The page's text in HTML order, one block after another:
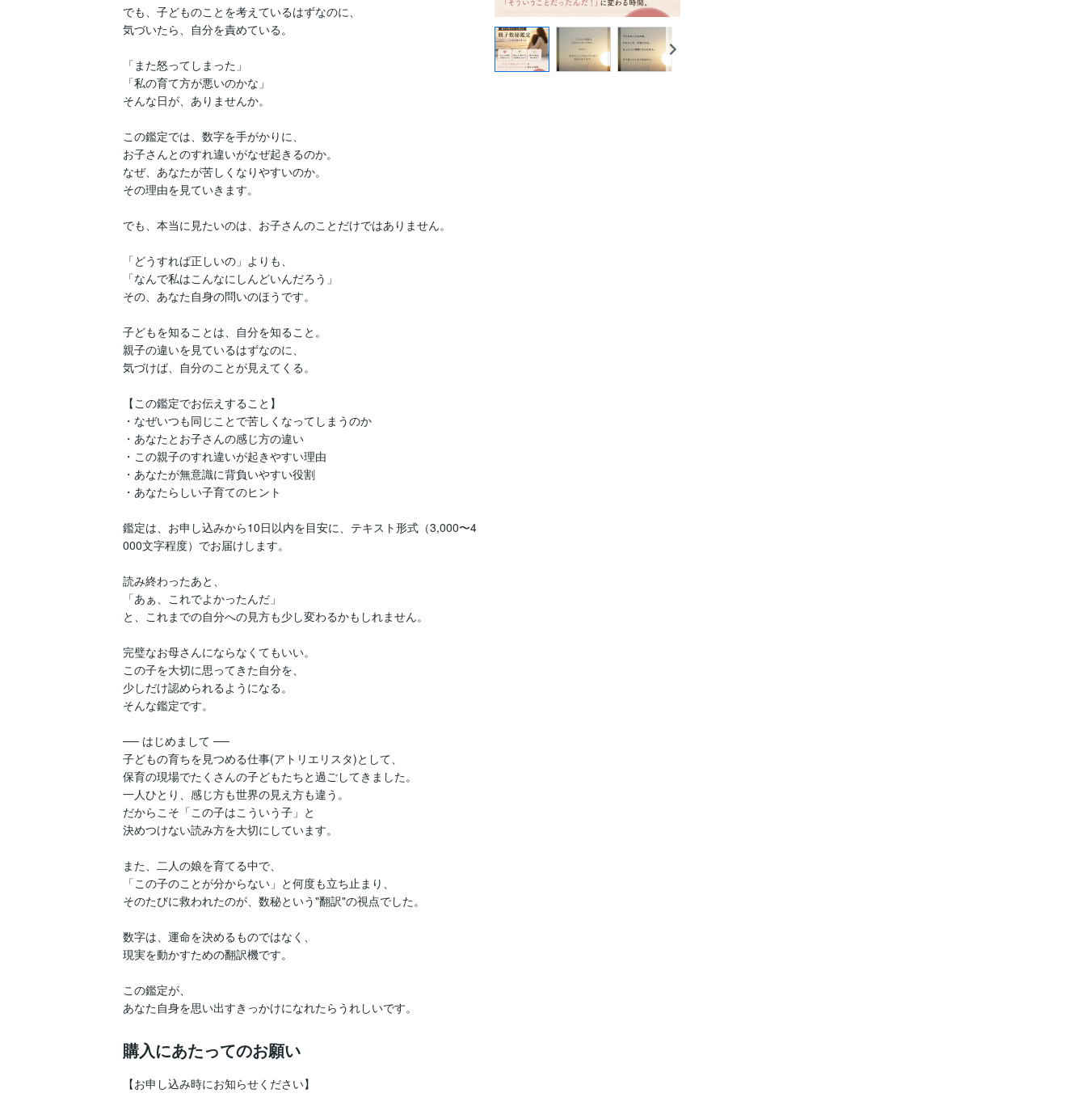
でも、子どものことを考えているはずなのに、
気づいたら、自分を責めている。
「また怒ってしまった」
「私の育て方が悪いのかな」
そんな日が、ありませんか。
この鑑定では、数字を手がかりに、
お子さんとのすれ違いがなぜ起きるのか。
なぜ、あなたが苦しくなりやすいのか。
その理由を見ていきます。
でも、本当に見たいのは、お子さんのことだけではありません。
「どうすれば正しいの」よりも、
「なんで私はこんなにしんどいんだろう」
その、あなた自身の問いのほうです。
子どもを知ることは、自分を知ること。
親子の違いを見ているはずなのに、
気づけば、自分のことが見えてくる。
【この鑑定でお伝えすること】
・なぜいつも同じことで苦しくなってしまうのか
・あなたとお子さんの感じ方の違い
・この親子のすれ違いが起きやすい理由
・あなたが無意識に背負いやすい役割
・あなたらしい子育てのヒント
鑑定は、お申し込みから10日以内を目安に、テキスト形式（3,000〜4
000文字程度）でお届けします。
読み終わったあと、
「あぁ、これでよかったんだ」
と、これまでの自分への見方も少し変わるかもしれません。
完璧なお母さんにならなくてもいい。
この子を大切に思ってきた自分を、
少しだけ認められるようになる。
そんな鑑定です。
── はじめまして ──
子どもの育ちを見つめる仕事(アトリエリスタ)として、
保育の現場でたくさんの子どもたちと過ごしてきました。
一人ひとり、感じ方も世界の見え方も違う。
だからこそ「この子はこういう子」と
決めつけない読み方を大切にしています。
また、二人の娘を育てる中で、
「この子のことが分からない」と何度も立ち止まり、
そのたびに救われたのが、数秘という"翻訳"の視点でした。
数字は、運命を決めるものではなく、
現実を動かすための翻訳機です。
この鑑定が、
購入にあたってのお願い
【お申し込み時にお知らせください】